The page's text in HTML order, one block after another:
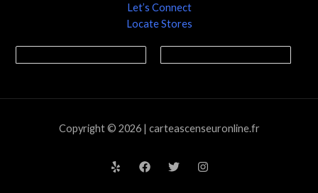
Let’s Connect
Locate Stores
Copyright © 2026 | carteascenseuronline.fr